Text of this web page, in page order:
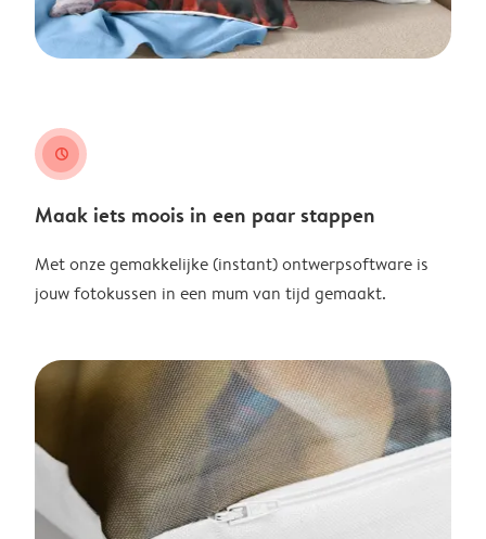
clock
Maak iets moois in een paar stappen
Met onze gemakkelijke (instant) ontwerpsoftware is
jouw fotokussen in een mum van tijd gemaakt.